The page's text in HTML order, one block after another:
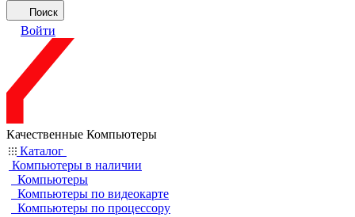
Поиск
Войти
Качественные Компьютеры
Каталог
Компьютеры в наличии
Компьютеры
Компьютеры по видеокарте
Компьютеры по процессору